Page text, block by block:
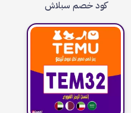
كود خصم سبلاش